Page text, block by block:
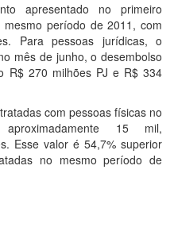
apresentado no primeiro
período de 2011, com
Para pessoas jurídicas, o
mês de junho, o desembolso
R$ 270 milhões PJ e R$ 334
com pessoas físicas no
15 mil,
Esse valor é 54,7% superior
no mesmo período de